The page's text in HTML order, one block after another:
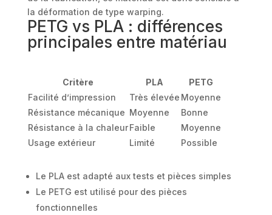
la déformation de type warping.
PETG vs PLA : différences
principales entre matériau
Critère PLA
PETG
Facilité d’impression
Très élevée Moyenne
Résistance mécanique Moyenne
Bonne
Résistance à la chaleurFaible
Moyenne
Usage extérieur
Limité Possible
Le PLA est adapté aux tests et pièces simples
Le PETG est utilisé pour des pièces
fonctionnelles